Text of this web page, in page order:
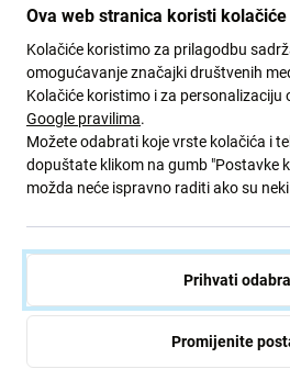
Kingston
Kingston - FlashDisk
Ova web stranica koristi kolačiće
Kolačiće koristimo za prilagodbu
omogućavanje značajki društvenih
Kolačiće koristimo i za
Google pravilima.
Možete odabrati koje vrste kolačića i
dopuštate klikom na gumb "Postavke
možda neće ispravno raditi ako su
Prihvati
Promijenite